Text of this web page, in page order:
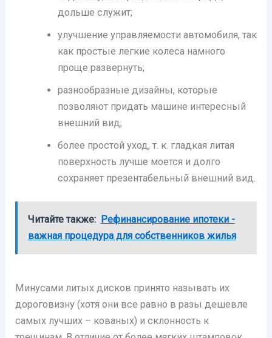
дольше служит;
улучшение управляемости автомобиля, так
как простые легкие колеса намного
проще развернуть;
разнообразные дизайны, которые
позволяют придать машине интересный
внешний вид;
более простой уход, т. к. гладкая литая
поверхность лучше моется и долго
сохраняет презентабельный внешний вид.
Читайте также: Рефинансирование ипотеки -
важная процедура для собственников жилья
Минусами литых дисков принято называть их
дороговизну (хотя они все равно в разы дешевле
самых лучших – кованых) и склонность к